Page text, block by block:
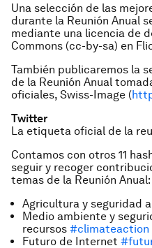
Una selección de las
durante la Reunión Anual
mediante una licencia de
Commons (cc-by-sa) en
También publicaremos la
de la Reunión Anual
oficiales, Swiss-Image (
Twitter
La etiqueta oficial de la
Contamos con otros 11
seguir y recoger
temas de la Reunión Anual:
Agricultura y seguridad
Medio ambiente y
recursos #climateaction
Futuro de Internet